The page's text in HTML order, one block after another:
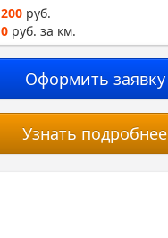
200 руб.
0 руб. за км.
Оформить заявку
Узнать подробнее